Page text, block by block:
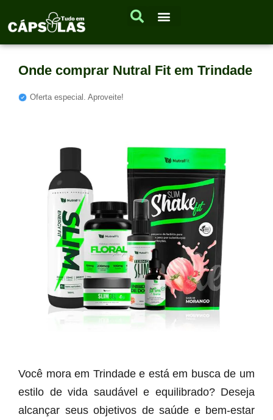
Onde comprar Nutral Fit em Trindade
Oferta especial. Aproveite!
Você mora em Trindade e está em busca de um
estilo de vida saudável e equilibrado? Deseja
alcançar seus objetivos de saúde e bem-estar